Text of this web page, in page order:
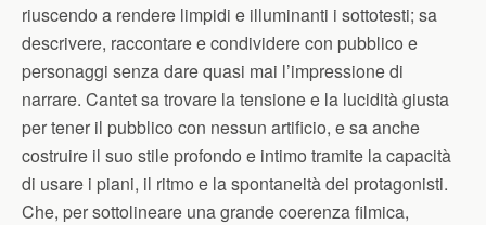
riuscendo a rendere limpidi e illuminanti i sottotesti; sa
descrivere, raccontare e condividere con pubblico e
personaggi senza dare quasi mai l’impressione di
narrare. Cantet sa trovare la tensione e la lucidità giusta
per tener il pubblico con nessun artificio, e sa anche
costruire il suo stile profondo e intimo tramite la capacità
di usare i piani, il ritmo e la spontaneità dei protagonisti.
Che, per sottolineare una grande coerenza filmica,